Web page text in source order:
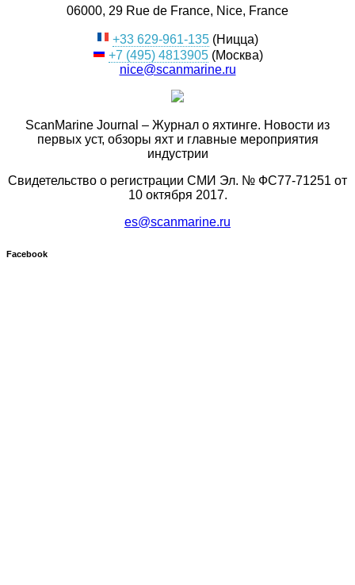
06000, 29 Rue de France, Nice, France
+33 629-961-135 (Ницца)
+7 (495) 4813905(Москва)
nice@scanmarine.ru
ScanMarine Journal – Журнал о яхтинге. Новости из
первых уст, обзоры яхт и главные мероприятия
индустрии
Свидетельство о регистрации СМИ Эл. № ФС77-71251 от
10 октября 2017.
es@scanmarine.ru
Facebook